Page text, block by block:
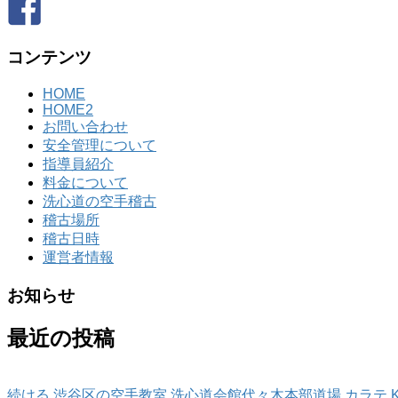
コンテンツ
HOME
HOME2
お問い合わせ
安全管理について
指導員紹介
料金について
洗心道の空手稽古
稽古場所
稽古日時
運営者情報
お知らせ
最近の投稿